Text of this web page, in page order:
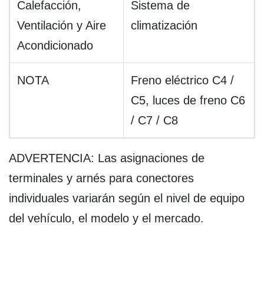
Calefacción,
Ventilación y Aire
Acondicionado
Sistema de
climatización
NOTA
Freno eléctrico C4 /
C5, luces de freno C6
/ C7 / C8
ADVERTENCIA: Las asignaciones de
terminales y arnés para conectores
individuales variarán según el nivel de equipo
del vehículo, el modelo y el mercado.